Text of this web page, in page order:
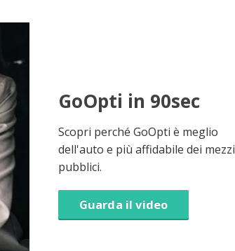
GoOpti in 90sec
Scopri perché GoOpti è meglio
dell'auto e più affidabile dei mezzi
pubblici.
Guarda il video